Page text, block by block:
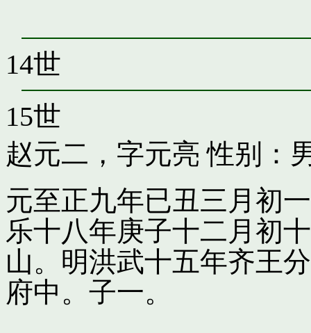
14世
15世
赵元二，字元亮 性别：
元至正九年已丑三月初
乐十八年庚子十二月初
山。明洪武十五年齐王
府中。子一。